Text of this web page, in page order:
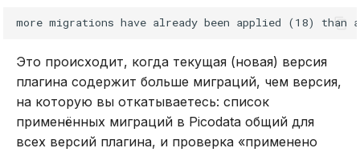
zunion
Команды для списков
Это происходит, когда текущая (новая) версия
плагина содержит больше миграций, чем версия,
на которую вы откатываетесь: список
применённых миграций в Picodata общий для
всех версий плагина, и проверка «применено